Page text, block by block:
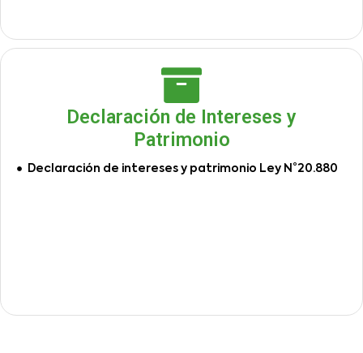
Declaración de Intereses y
Patrimonio
Declaración de intereses y patrimonio Ley N°20.880